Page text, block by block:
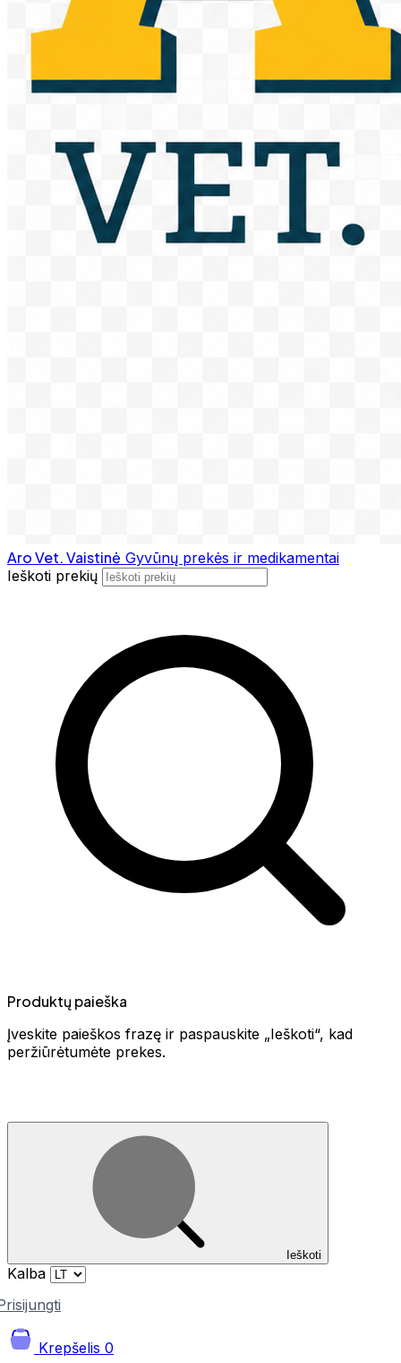
Aro Vet. Vaistinė Gyvūnų prekės ir medikamentai
Ieškoti prekių
Produktų paieška
Įveskite paieškos frazę ir paspauskite „Ieškoti“, kad
peržiūrėtumėte prekes.
Ieškoti
Kalba
Krepšelis 0